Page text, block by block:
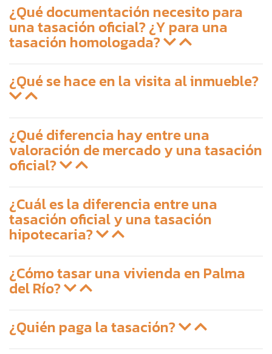
¿Qué documentación necesito para
una tasación oficial? ¿Y para una
tasación homologada?
¿Qué se hace en la visita al inmueble?
¿Qué diferencia hay entre una
valoración de mercado y una tasación
oficial?
¿Cuál es la diferencia entre una
tasación oficial y una tasación
hipotecaria?
¿Cómo tasar una vivienda en Palma
del Río?
¿Quién paga la tasación?